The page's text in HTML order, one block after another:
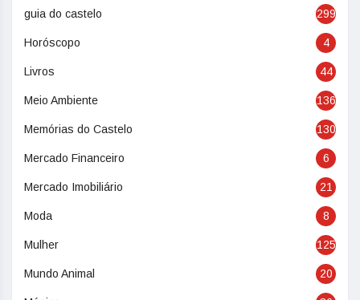
guia do castelo 299
Horóscopo 4
Livros 44
Meio Ambiente 136
Memórias do Castelo 130
Mercado Financeiro 6
Mercado Imobiliário 21
Moda 8
Mulher 125
Mundo Animal 20